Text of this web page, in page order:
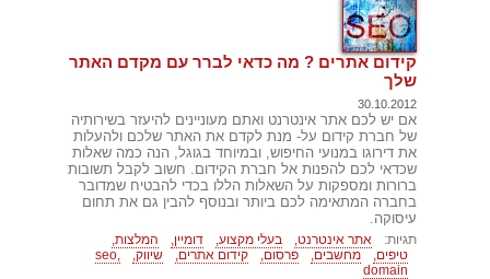
קידום אתרים ? מה כדאי לברר עם מקדם האתר
שלך
30.10.2012
אם יש לכם אתר אינטרנט ואתם מעוניינים להיעזר בשירותיה
של חברת קידום על- מנת לקדם את האתר שלכם ולהעלות
את דירוגו במנועי החיפוש, ובמיוחד בגוגל, הנה כמה שאלות
שכדאי לכם להפנות אל חברת הקידום. חשוב לקבל תשובות
ברורות ומספקות על השאלות הללו בכדי להבטיח שמדובר
בחברה המתאימה לכם ביותר ובנוסף להבין גם את תחום
עיסוקה.
תגיות: אתר אינטרנט, בעלי מקצוע, דומיין,
המלצות,
טיפים,
מחשבים, פרסום, קידום אתרים, שיווק,
seo,
domain